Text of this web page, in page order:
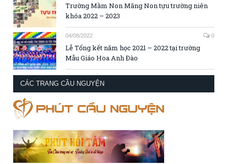
Trường Mầm Non Măng Non tựu trường niên
khóa 2022 – 2023
04/08/2022 0
Lễ Tổng kết năm học 2021 – 2022 tại trường
Mẫu Giáo Hoa Anh Đào
CÁC TRANG CẦU NGUYỆN